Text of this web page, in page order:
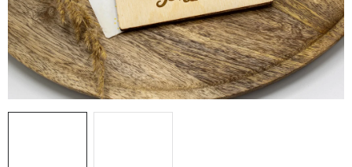
Reklamace a vrácení zboží
Jak nakupovat
Dřeviny a certifikáty
Pro firmy Velkoobchod Kontakt